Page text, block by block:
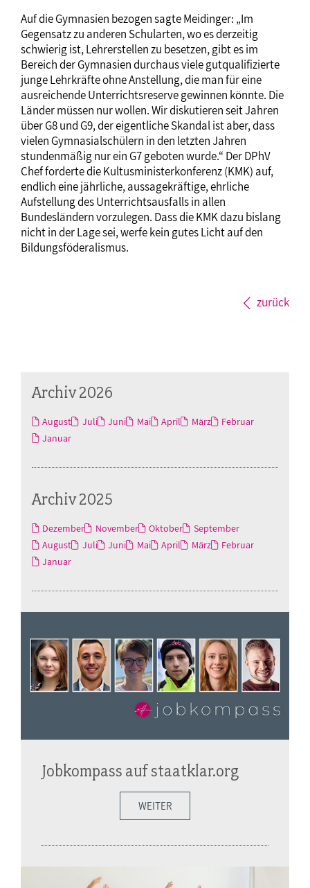
Auf die Gymnasien bezogen sagte Meidinger: „Im
Gegensatz zu anderen Schularten, wo es derzeitig
schwierig ist, Lehrerstellen zu besetzen, gibt es im
Bereich der Gymnasien durchaus viele gutqualifizierte
junge Lehrkräfte ohne Anstellung, die man für eine
ausreichende Unterrichtsreserve gewinnen könnte. Die
Länder müssen nur wollen. Wir diskutieren seit Jahren
über G8 und G9, der eigentliche Skandal ist aber, dass
vielen Gymnasialschülern in den letzten Jahren
stundenmäßig nur ein G7 geboten wurde.“ Der DPhV
Chef forderte die Kultusministerkonferenz (KMK) auf,
endlich eine jährliche, aussagekräftige, ehrliche
Aufstellung des Unterrichtsausfalls in allen
Bundesländern vorzulegen. Dass die KMK dazu bislang
nicht in der Lage sei, werfe kein gutes Licht auf den
Bildungsföderalismus.
zurück
Archiv 2026
August Juli Juni Mai April März
Februar
Januar
Archiv 2025
Dezember November Oktober
September
August
Juli Juni Mai April März
Februar
Januar
Jobkompass auf staatklar.org
WEITER